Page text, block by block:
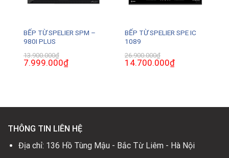
BẾP TỪ SPELIER SPM –
980I PLUS
13.900.000₫
Giá
gốc
7.999.000₫Giá
hiện
BẾP TỪ SPELIER SPE IC
1089
26.900.000₫
Giá
gốc
14.700.000₫Giá
hiện
THÔNG TIN LIÊN HỆ
Địa chỉ: 136 Hồ Tùng Mậu - Bắc Từ Liêm - Hà Nội